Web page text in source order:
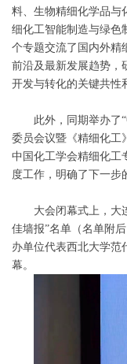
料、生物精细化学品与
细化工智能制造与绿色
个专题交流了国内外精
前沿及最新发展趋势，
开发与转化的关键共性
此外，同期举办了
委员会议暨《精细化工
中国化工学会精细化工
度工作，明确了下一步
大会闭幕式上，大
佳墙报”名单（名单附
办单位代表西北大学范
幕。